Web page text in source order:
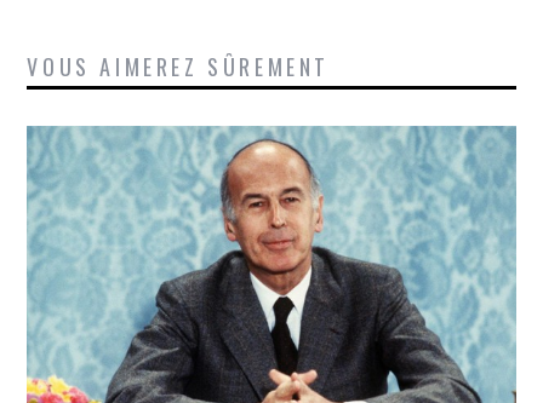
VOUS AIMEREZ SÛREMENT